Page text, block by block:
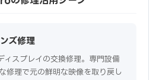
ズ修理
ィスプレイの交換修理。専門設備
修理で元の鮮明な映像を取り戻し